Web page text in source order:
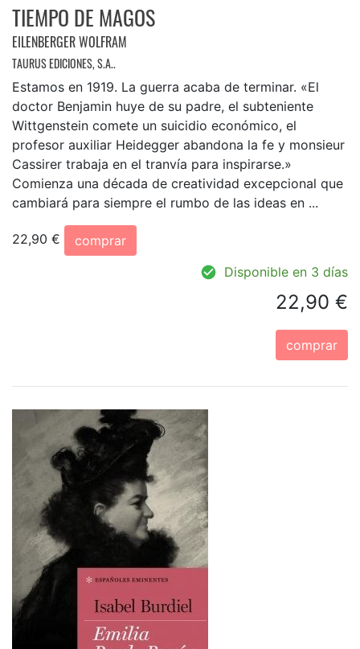
TIEMPO DE MAGOS
EILENBERGER WOLFRAM
TAURUS EDICIONES, S.A..
Estamos en 1919. La guerra acaba de terminar. «El
doctor Benjamin huye de su padre, el subteniente
Wittgenstein comete un suicidio económico, el
profesor auxiliar Heidegger abandona la fe y monsieur
Cassirer trabaja en el tranvía para inspirarse.»
Comienza una década de creatividad excepcional que
cambiará para siempre el rumbo de las ideas en ...
22,90 €
comprar
Disponible en 3 días
22,90 €
comprar